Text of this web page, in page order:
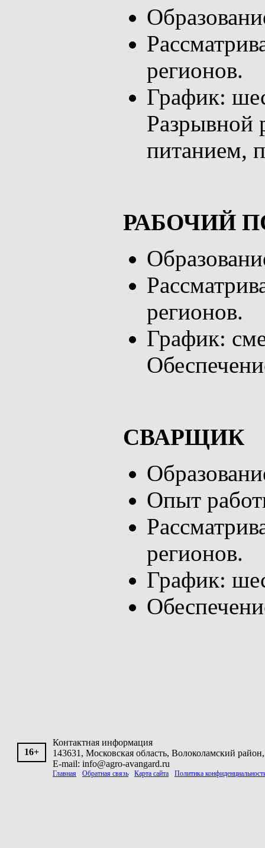
регионов.
График:
Разрывной
питанием,
РАБОЧИЙ
регионов.
График:
СВАРЩИК
Опыт
регионов.
График:
16+
Контактная информация
143631, Московская область, Волоколамский
E-mail: info@agro-avangard.ru
Главная Обратная связь Карта сайта Политика